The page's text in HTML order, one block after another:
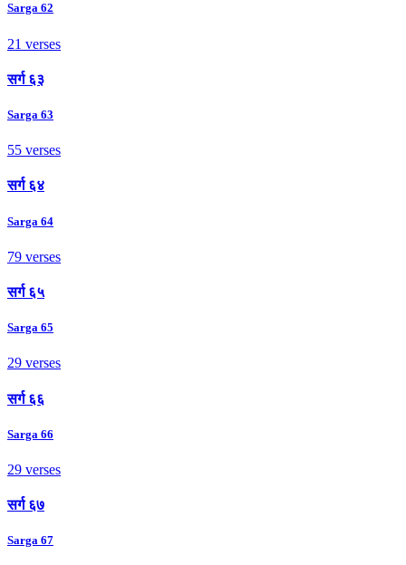
Sarga 62
21 verses
सर्ग ६३
Sarga 63
55 verses
सर्ग ६४
Sarga 64
79 verses
सर्ग ६५
Sarga 65
29 verses
सर्ग ६६
Sarga 66
29 verses
सर्ग ६७
Sarga 67